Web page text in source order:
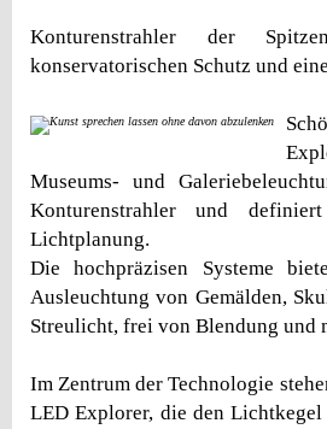
Konturenstrahler der
konservatorischen Schutz und
Museums- und
Konturenstrahler und
Lichtplanung.
Die hochpräzisen Systeme
Ausleuchtung von Gemälden,
Streulicht, frei von Blendung und
Im Zentrum der Technologie
LED Explorer, die den